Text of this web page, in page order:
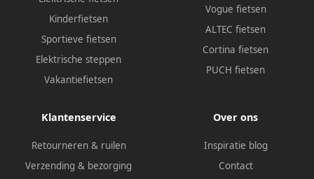
Kinderfietsen
Sportieve fietsen
Elektrische steppen
Vakantiefietsen
Vogue fietsen
ALTEC fietsen
Cortina fietsen
PUCH fietsen
Klantenservice
Retourneren & ruilen
Verzending & bezorging
Over ons
Inspiratie blog
Contact